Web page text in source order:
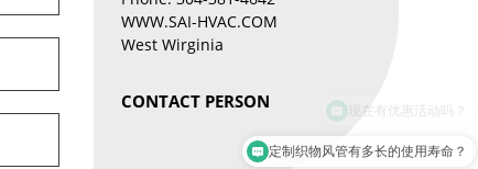
WWW.SAI-HVAC.COM
West Wirginia
CONTACT PERSON
定制织物风管有多长的使用寿命？